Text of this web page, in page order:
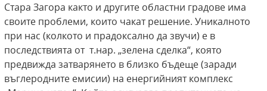
Стара Загора както и другите областни градове има
своите проблеми, които чакат решение. Уникалното
при нас (колкото и прадоксално да звучи) е в
последствията от т.нар. „зелена сделка“, която
предвижда затварянето в близко бъдеще (заради
въглеродните емисии) на енергийният комплекс